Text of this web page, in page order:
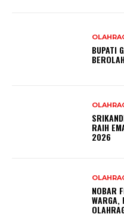
BUPATI
RAIH
2026
NOBAR
WARGA,